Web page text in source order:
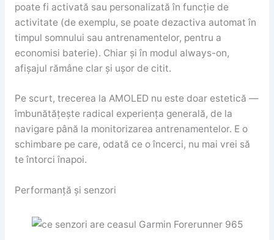
poate fi activată sau personalizată în funcție de
activitate (de exemplu, se poate dezactiva automat în
timpul somnului sau antrenamentelor, pentru a
economisi baterie). Chiar și în modul always-on,
afișajul rămâne clar și ușor de citit.
Pe scurt, trecerea la AMOLED nu este doar estetică —
îmbunătățește radical experiența generală, de la
navigare până la monitorizarea antrenamentelor. E o
schimbare pe care, odată ce o încerci, nu mai vrei să
te întorci înapoi.
Performanță și senzori